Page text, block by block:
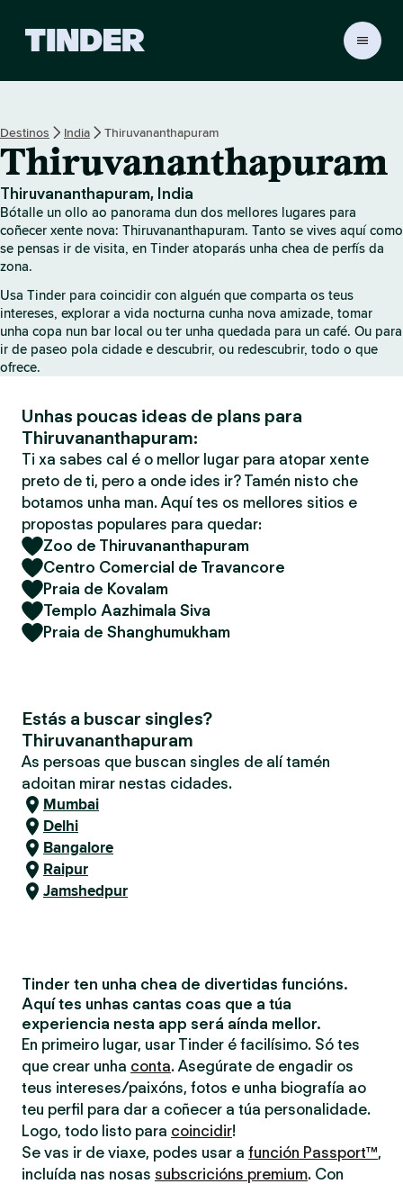
r
H
o
m
e
Destinos India Thiruvananthapuram
Thiruvananthapuram
Thiruvananthapuram, India
Bótalle un ollo ao panorama dun dos mellores lugares para
coñecer xente nova: Thiruvananthapuram. Tanto se vives aquí como
se pensas ir de visita, en Tinder atoparás unha chea de perfís da
zona.
Usa Tinder para coincidir con alguén que comparta os teus
intereses, explorar a vida nocturna cunha nova amizade, tomar
unha copa nun bar local ou ter unha quedada para un café. Ou para
ir de paseo pola cidade e descubrir, ou redescubrir, todo o que
ofrece.
Unhas poucas ideas de plans para
Thiruvananthapuram:
Ti xa sabes cal é o mellor lugar para atopar xente
preto de ti, pero a onde ides ir? Tamén nisto che
botamos unha man. Aquí tes os mellores sitios e
propostas populares para quedar:
Zoo de Thiruvananthapuram
Centro Comercial de Travancore
Praia de Kovalam
Templo Aazhimala Siva
Praia de Shanghumukham
Estás a buscar singles?
Thiruvananthapuram
As persoas que buscan singles de alí tamén
adoitan mirar nestas cidades.
Mumbai
Delhi
Bangalore
Raipur
Jamshedpur
Tinder ten unha chea de divertidas funcións.
Aquí tes unhas cantas coas que a túa
experiencia nesta app será aínda mellor.
En primeiro lugar, usar Tinder é facilísimo. Só tes
que crear unha conta. Asegúrate de engadir os
teus intereses/paixóns, fotos e unha biografía ao
teu perfil para dar a coñecer a túa personalidade.
Logo, todo listo para coincidir!
Se vas ir de viaxe, podes usar a función Passport™,
incluída nas nosas subscricións premium. Con